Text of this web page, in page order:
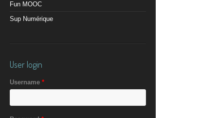
Fun MOOC
Sup Numérique
User login
Username *